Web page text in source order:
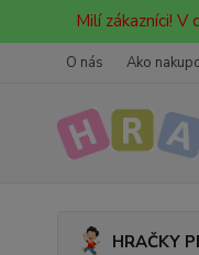
Milí zákazníci!
O nás Ako
HRAČKY